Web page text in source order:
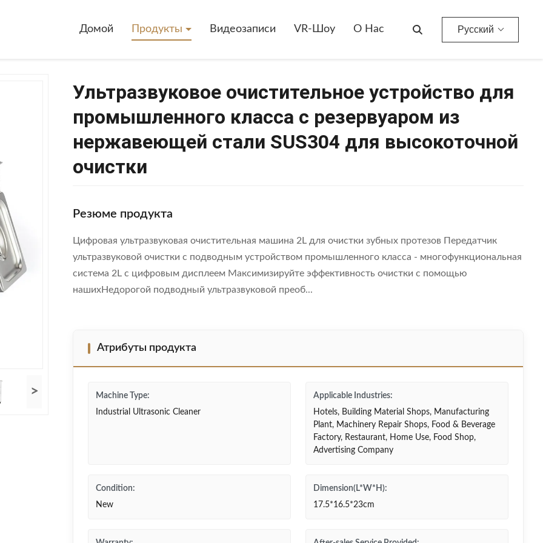
Домой Продукты Видеозаписи VR-Шоу О Нас Русский
>
Ультразвуковое очистительное устройство для
промышленного класса с резервуаром из
нержавеющей стали SUS304 для высокоточной
очистки
Резюме продукта
Цифровая ультразвуковая очистительная машина 2L для очистки зубных протезов Передатчик
ультразвуковой очистки с подводным устройством промышленного класса - многофункциональная
система 2L с цифровым дисплеем Максимизируйте эффективность очистки с помощью
нашихНедорогой подводный ультразвуковой преоб...
Атрибуты продукта
Machine Type:
Industrial Ultrasonic Cleaner
Applicable Industries:
Hotels, Building Material Shops, Manufacturing
Plant, Machinery Repair Shops, Food & Beverage
Factory, Restaurant, Home Use, Food Shop,
Advertising Company
Condition:
New
Dimension(L*W*H):
17.5*16.5*23cm